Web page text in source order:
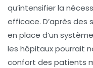
qu’intensifier la
efficace. D’après des
en place d’un
les hôpitaux pourrait
confort des patients